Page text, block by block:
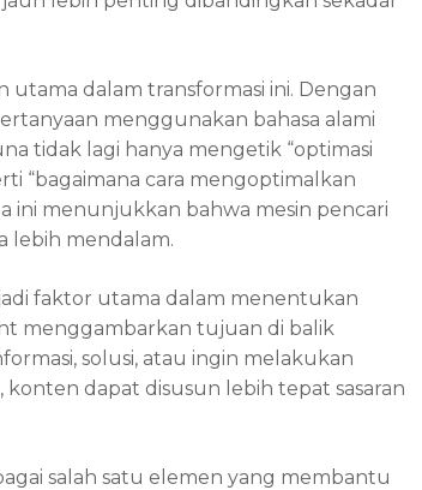
utama dalam transformasi ini. Dengan
menggunakan bahasa alami
tidak lagi hanya mengetik “optimasi
“bagaimana cara mengoptimalkan
ini menunjukkan bahwa mesin pencari
lebih mendalam.
faktor utama dalam menentukan
menggambarkan tujuan di balik
solusi, atau ingin melakukan
dapat disusun lebih tepat sasaran
salah satu elemen yang membantu